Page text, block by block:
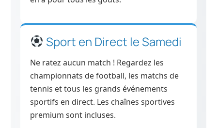
Sport en Direct le Samedi
Ne ratez aucun match ! Regardez les
championnats de football, les matchs de
tennis et tous les grands événements
sportifs en direct. Les chaînes sportives
premium sont incluses.